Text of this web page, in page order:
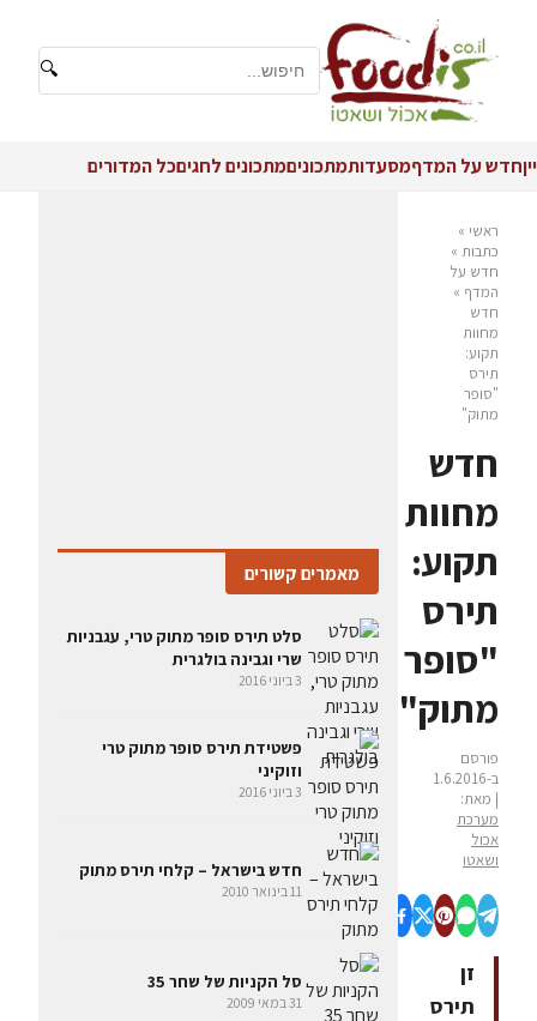
🔍
ייןחדש על המדףמסעדותמתכוניםמתכונים לחגיםכל המדורים
ראשי »
כתבות »
חדש על
המדף »
חדש
מחוות
תקוע:
תירס
"סופר
מתוק"
חדש
מחוות
תקוע:
תירס
"סופר
מתוק"
פורסם
ב-1.6.2016
| מאת:
מערכת
אכול
ושאטו
זן
תירס
מאמרים קשורים
סלט תירס סופר מתוק טרי, עגבניות
שרי וגבינה בולגרית
3 ביוני 2016
פשטידת תירס סופר מתוק טרי
וזוקיני
3 ביוני 2016
חדש בישראל – קלחי תירס מתוק
11 בינואר 2010
סל הקניות של שחר 35
31 במאי 2009